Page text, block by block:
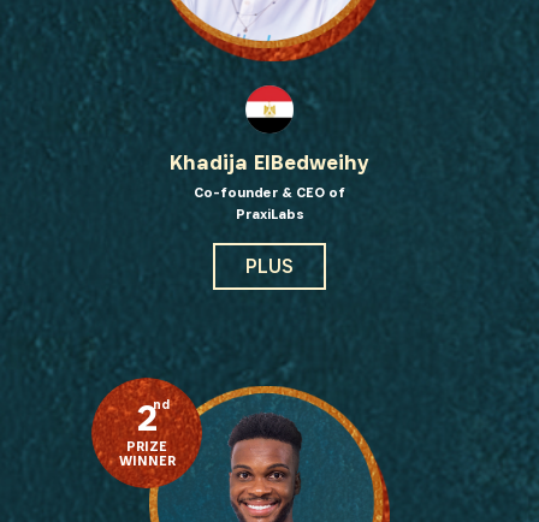
Recevez les dernières informations sur l'Africa
Netpreneur Prize Initiative, nos héros et nos
partenaires
S'INSCRIRE
Khadija ElBedweihy
Co-founder & CEO of
PraxiLabs
PLUS
2nd
PRIZE
WINNER